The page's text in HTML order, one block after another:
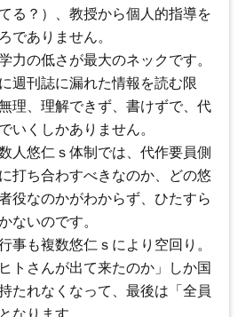
る？）、教授から個人的指導を
でありません。
力の低さが最大のネックです。
週刊誌に漏れた情報を読む限
理、理解できず、書けずで、代
いくしかありません。
人悠仁ｓ体制では、代作要員側
打ち合わすべきなのか、どの悠
役なのかがわからず、ひたすら
ないのです。
事も複数悠仁ｓにより空回り。
トさんが出て来たのか」しか国
たれなくなって、最後は「全員